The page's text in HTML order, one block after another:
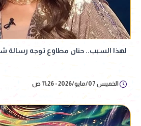
لهذا السبب.. حنان مطاوع توجه رسالة
الخميس 07/مايو/2026 - 11:26 ص